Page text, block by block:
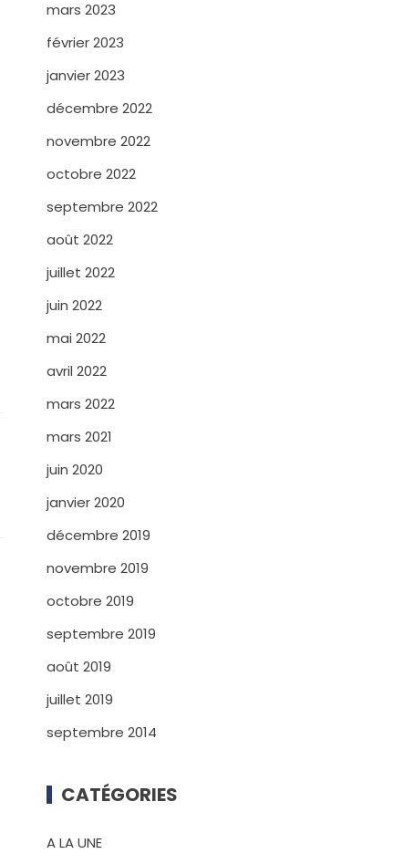
mars 2023
février 2023
janvier 2023
décembre 2022
novembre 2022
octobre 2022
septembre 2022
août 2022
juillet 2022
juin 2022
mai 2022
avril 2022
mars 2022
mars 2021
juin 2020
janvier 2020
décembre 2019
novembre 2019
octobre 2019
septembre 2019
août 2019
juillet 2019
septembre 2014
CATÉGORIES
A LA UNE